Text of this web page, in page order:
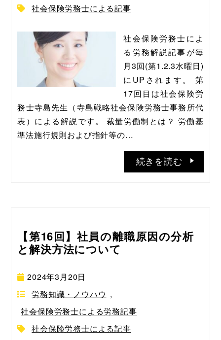
社会保険労務士による記事
社会保険労務士によ
る労務解説記事が毎
月3回(第1.2.3水曜日)
にUPされます。 第
17回目は社会保険労
務士寺島先生（寺島戦略社会保険労務士事務所代
表）による解説です。 裁量労働制とは？ 労働基
準法施行規則および指針等の…
続きを読む
【第16回】社員の離職原因の分析
と解決方法について
2024年3月20日
労務知識・ノウハウ ,
社会保険労務士による労務記事
社会保険労務士による記事